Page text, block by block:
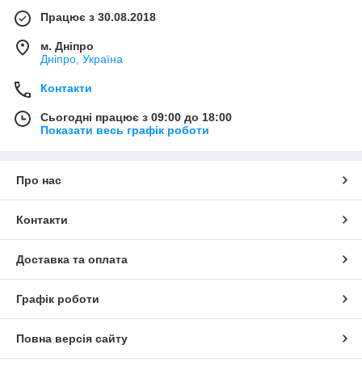
Працює з 30.08.2018
м. Дніпро
Дніпро, Україна
Контакти
Сьогодні працює з 09:00 до 18:00
Показати весь графік роботи
Про нас
Контакти
Доставка та оплата
Графік роботи
Повна версія сайту